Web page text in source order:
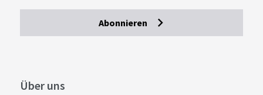
Abonnieren
Über uns